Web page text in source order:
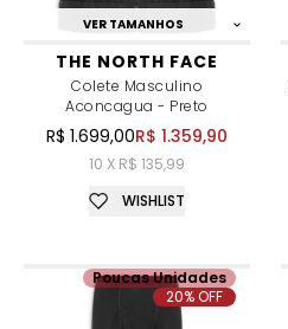
VER TAMANHOS
THE NORTH FACE
Colete Masculino
Aconcagua - Preto
R$ 1.699,00R$ 1.359,90
10 X R$ 135,99
WISHLIST
Poucas Unidades
20% OFF